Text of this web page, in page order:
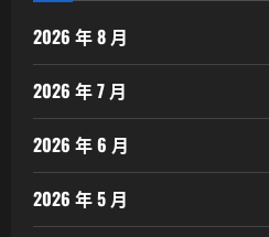
2026 年 8 月
2026 年 7 月
2026 年 6 月
2026 年 5 月